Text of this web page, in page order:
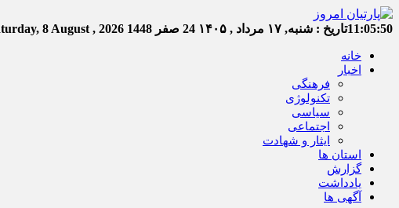
11:05:50تاریخ : شنبه, ۱۷ مرداد , ۱۴۰۵ 24 صفر 1448
خانه
اخبار
فرهنگی
تکنولوژی
سیاسی
اجتماعی
ایثار و شهادت
استان ها
گزارش
یادداشت
آگهی ها